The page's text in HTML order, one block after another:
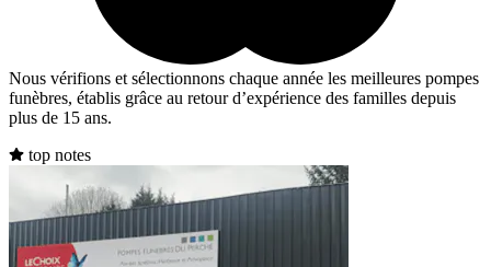
Nous vérifions et sélectionnons chaque année les meilleures pompes
funèbres, établis grâce au retour d’expérience des familles depuis
plus de 15 ans.
top notes